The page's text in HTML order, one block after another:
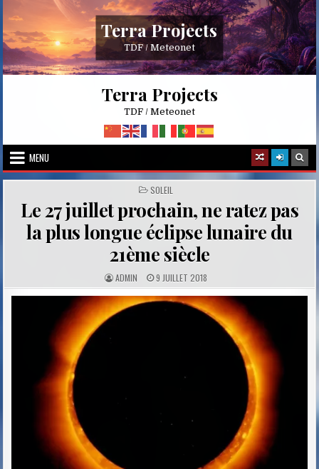
content
Terra Projects
TDF / Meteonet
Terra Projects
TDF / Meteonet
MENU
POSTED
IN
SOLEIL
Le 27 juillet prochain, ne ratez pas
la plus longue éclipse lunaire du
21ème siècle
A
U
T
H
O
R
ADMIN P
U
B
L
9 JUILLET 2018